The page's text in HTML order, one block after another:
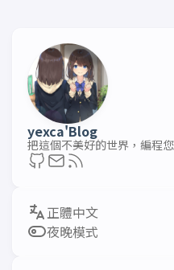
yexca'Blog
把這個不美好的世界，編程
夜晚模式